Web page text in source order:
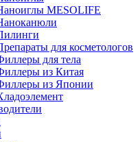
MESOLIFE
для косметологов
для тела
из Китая
из Японии